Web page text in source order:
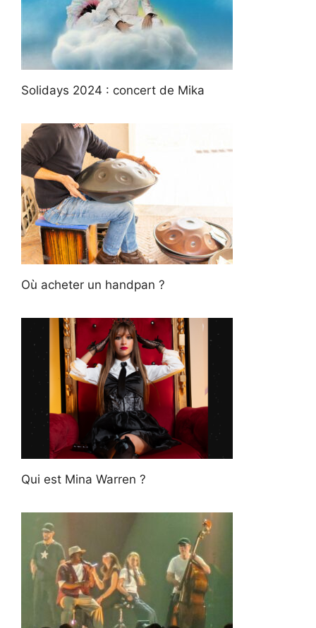
Solidays 2024 : concert de Mika
Où acheter un handpan ?
Qui est Mina Warren ?